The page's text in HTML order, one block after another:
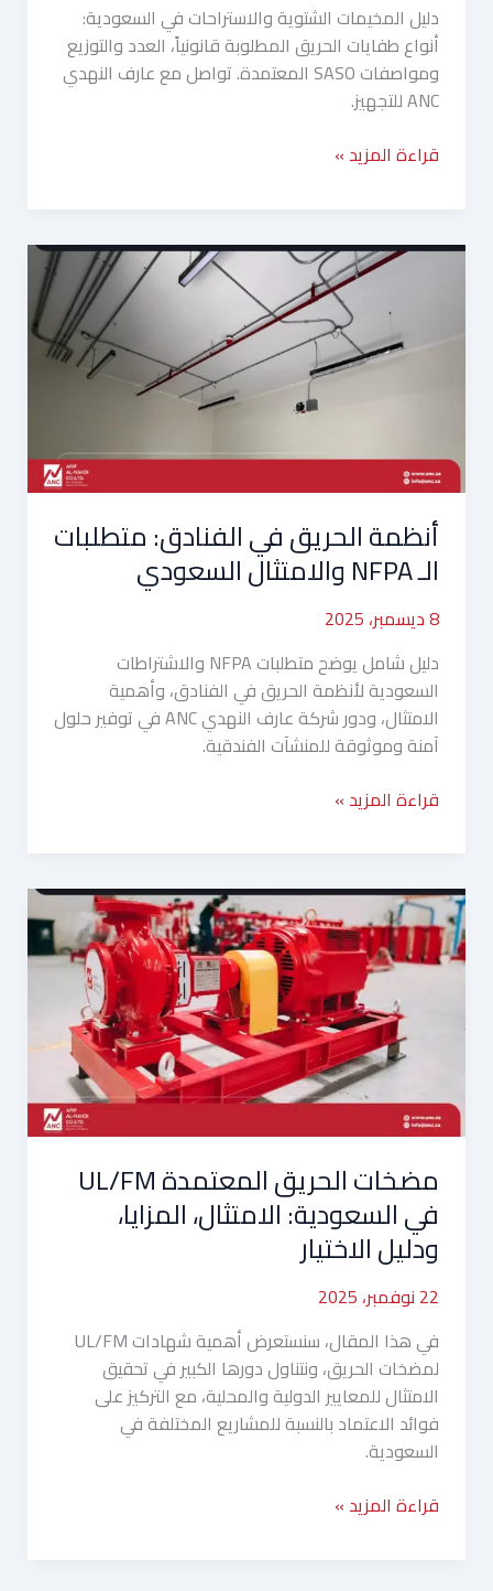
دليل المخيمات الشتوية والاستراحات في السعودية:
أنواع طفايات الحريق المطلوبة قانونياً، العدد والتوزيع
ومواصفات SASO المعتمدة. تواصل مع عارف النهدي
ANC للتجهيز.
قراءة المزيد »
أنظمة الحريق في الفنادق: متطلبات
الـ NFPA والامتثال السعودي
8 ديسمبر، 2025
دليل شامل يوضح متطلبات NFPA والاشتراطات
السعودية لأنظمة الحريق في الفنادق، وأهمية
الامتثال، ودور شركة عارف النهدي ANC في توفير حلول
آمنة وموثوقة للمنشآت الفندقية.
أنظمة
الفنادق:
والامتثال
السعودي
قراءة المزيد »
مضخات الحريق المعتمدة UL/FM
في السعودية: الامتثال، المزايا،
ودليل الاختيار
22 نوفمبر، 2025
في هذا المقال، سنستعرض أهمية شهادات UL/FM
لمضخات الحريق، ونتناول دورها الكبير في تحقيق
الامتثال للمعايير الدولية والمحلية، مع التركيز على
فوائد الاعتماد بالنسبة للمشاريع المختلفة في
السعودية.
مضخات
الحريق
المعتمدة
UL/FM
السعودية:
الامتثال،
المزايا،
ودليل
قراءة المزيد »